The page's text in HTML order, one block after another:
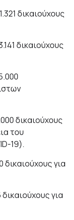
δικαιούχους
δικαιούχους
δικαιούχους
του
19).
για
για